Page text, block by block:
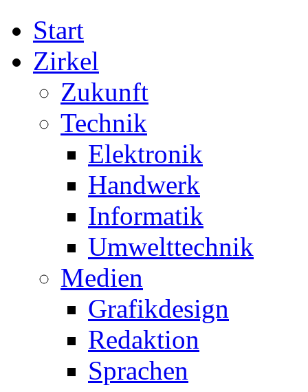
Start
Zirkel
Zukunft
Technik
Elektronik
Handwerk
Informatik
Umwelttechnik
Medien
Grafikdesign
Redaktion
Sprachen